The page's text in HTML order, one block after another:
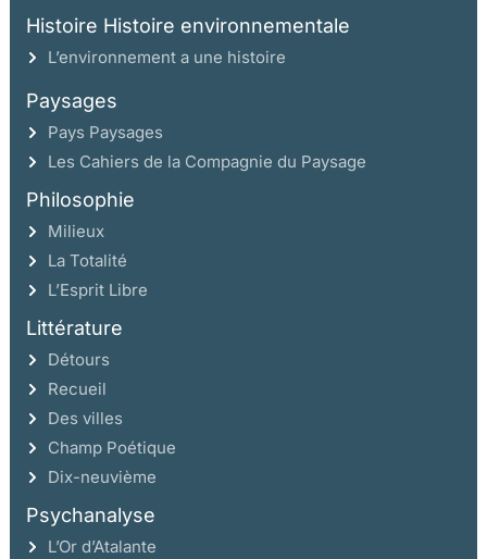
Histoire Histoire environnementale
L’environnement a une histoire
Paysages
Pays Paysages
Les Cahiers de la Compagnie du Paysage
Philosophie
Milieux
La Totalité
L’Esprit Libre
Littérature
Détours
Recueil
Des villes
Champ Poétique
Dix-neuvième
Psychanalyse
L’Or d’Atalante